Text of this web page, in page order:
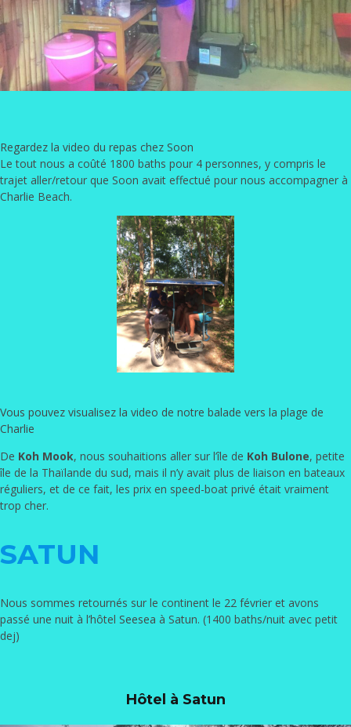
Regardez la video du repas chez Soon
Le tout nous a coûté 1800 baths pour 4 personnes, y compris le
trajet aller/retour que Soon avait effectué pour nous accompagner à
Charlie Beach.
Vous pouvez visualisez la video de notre balade vers la plage de
Charlie
De Koh Mook, nous souhaitions aller sur l’île de Koh Bulone, petite
île de la Thaïlande du sud, mais il n’y avait plus de liaison en bateaux
réguliers, et de ce fait, les prix en speed-boat privé était vraiment
trop cher.
SATUN
Nous sommes retournés sur le continent le 22 février et avons
passé une nuit à l’hôtel Seesea à Satun. (1400 baths/nuit avec petit
dej)
Hôtel à Satun